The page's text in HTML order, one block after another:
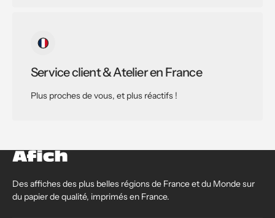
Service client & Atelier en France
Plus proches de vous, et plus réactifs !
Des affiches des plus belles régions de France et du Monde sur
du papier de qualité, imprimés en France.